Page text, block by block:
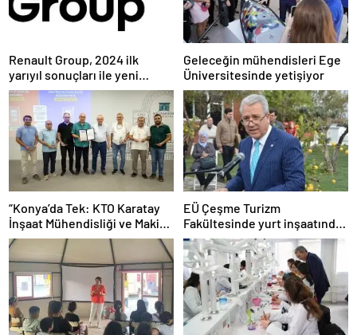
Renault Group, 2024 ilk
yarıyıl sonuçları ile yeni
rekorlar kırmaya ve
performansını geliştirmeye
devam ediyor
Geleceğin mühendisleri Ege
Üniversitesinde yetişiyor
“Konya’da Tek: KTO Karatay
İnşaat Mühendisliği ve Makine
Mühendisliği Bölümleri
Avrupa’da Tanınacak”
EÜ Çeşme Turizm
Fakültesinde yurt inşaatında
sona gelindi